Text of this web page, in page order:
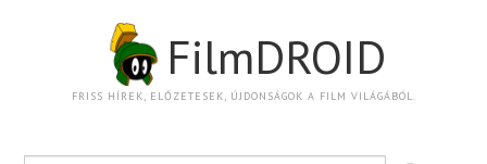
FilmDROID
FRISS HÍREK, ELŐZETESEK, ÚJDONSÁGOK A FILM VILÁGÁBÓL.